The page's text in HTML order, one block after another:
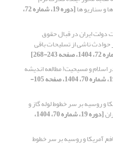
و سناریو ها [دوره 19، شماره 72،
دولت ایران در قبال حقوق
حوادث ناشی از تسلیحات باقی‌
اسلام و مسیحیت( مطالعه اندیشه
[دوره 19، شماره 70، 1404، صفحه 105-
و روسیه بر سر خطوط لوله گاز و
[دوره 19، شماره 70، 1404،
آمریکا و روسیه بر سر خطوط